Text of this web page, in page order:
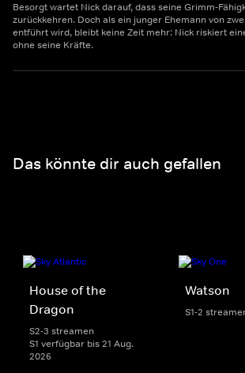
Besorgt wartet Nick darauf, dass seine Grimm-
zurückkehren. Doch als ein junger Ehemann von
entführt wird, bleibt keine Zeit mehr: Nick riskiert
ohne seine Kräfte.
Das könnte dir auch gefallen
House of the
Dragon
S2-3 streamen
S1 verfügbar bis 21 Aug.
2026
Watson
S1-2